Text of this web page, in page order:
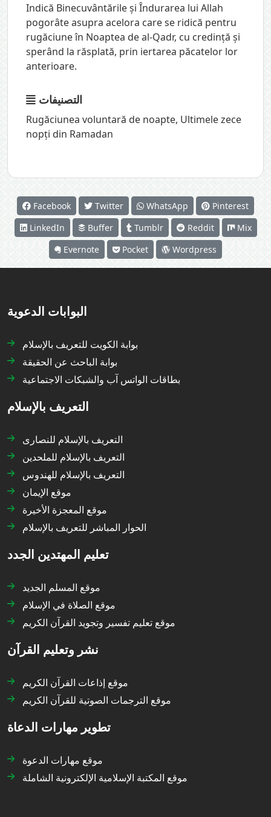
Indică Binecuvântările și Îndurarea lui Allah
pogorâte asupra acelora care se ridică pentru
rugăciune în Noaptea de al-Qadr, cu credință și
sperând la răsplată, prin iertarea păcatelor lor
anterioare.
التصنيفات
Rugăciunea voluntară de noapte, Ultimele zece
nopți din Ramadan
Facebook Twitter WhatsApp
Pinterest
LinkedIn
Buffer Tumblr Reddit
Mix
Evernote
Pocket Wordpress
البوابات الدعوية
بوابة الكويت للتعريف بالإسلام
بوابة الباحث عن الحقيقة
بطاقات الواتس آب والشبكات الاجتماعية
التعريف بالإسلام
التعريف بالإسلام للنصارى
التعريف بالإسلام للملحدين
التعريف بالإسلام للهندوس
موقع الإيمان
موقع المعجزة الأخيرة
الحوار المباشر للتعريف بالإسلام
تعليم المهتدين الجدد
موقع المسلم الجديد
موقع الصلاة في الإسلام
موقع تعليم تفسير وتجويد القرآن الكريم
نشر وتعليم القرآن
موقع إذاعات القرآن الكريم
موقع الترجمات الصوتية للقرآن الكريم
تطوير مهارات الدعاة
موقع مهارات الدعوة
موقع المكتبة الإسلامية الإلكترونية الشاملة